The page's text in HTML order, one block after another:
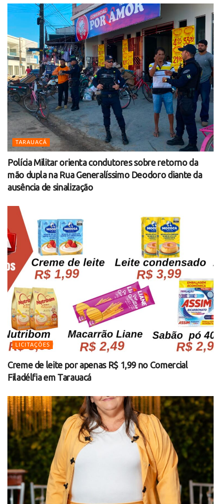
TARAUACÁ
Polícia Militar orienta condutores sobre retorno da
mão dupla na Rua Generalíssimo Deodoro diante da
ausência de sinalização
LICITAÇÕES
Creme de leite por apenas R$ 1,99 no Comercial
Filadélfia em Tarauacá